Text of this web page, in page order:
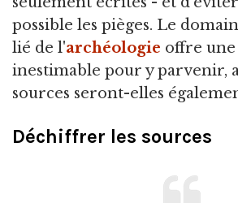
possible les pièges. Le
lié de l'archéologie offre une
inestimable pour y parvenir,
sources seront-elles
Déchiffrer les sources